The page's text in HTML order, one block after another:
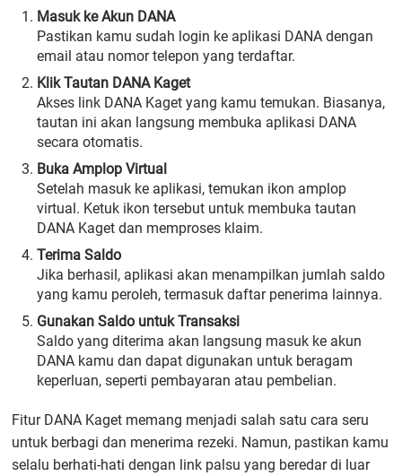
Masuk ke Akun DANA
Pastikan kamu sudah login ke aplikasi DANA dengan
email atau nomor telepon yang terdaftar.
Klik Tautan DANA Kaget
Akses link DANA Kaget yang kamu temukan. Biasanya,
tautan ini akan langsung membuka aplikasi DANA
secara otomatis.
Buka Amplop Virtual
Setelah masuk ke aplikasi, temukan ikon amplop
virtual. Ketuk ikon tersebut untuk membuka tautan
DANA Kaget dan memproses klaim.
Terima Saldo
Jika berhasil, aplikasi akan menampilkan jumlah saldo
yang kamu peroleh, termasuk daftar penerima lainnya.
Gunakan Saldo untuk Transaksi
Saldo yang diterima akan langsung masuk ke akun
DANA kamu dan dapat digunakan untuk beragam
keperluan, seperti pembayaran atau pembelian.
Fitur DANA Kaget memang menjadi salah satu cara seru
untuk berbagi dan menerima rezeki. Namun, pastikan kamu
selalu berhati-hati dengan link palsu yang beredar di luar